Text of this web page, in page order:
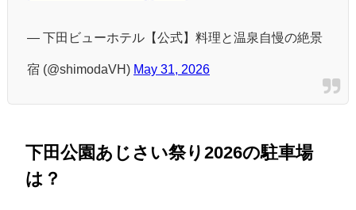
— 下田ビューホテル【公式】料理と温泉自慢の絶景
宿 (@shimodaVH) May 31, 2026
下田公園あじさい祭り2026の駐車場
は？